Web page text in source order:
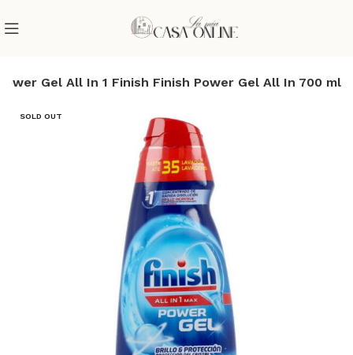
Gel All In 1 Finish Finish Power Gel All In 700 ml
SOLD OUT